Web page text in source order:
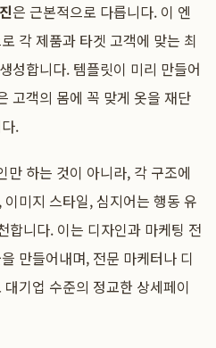
은 근본적으로 다릅니다. 이 엔
각 제품과 타겟 고객에 맞는 최
성합니다. 템플릿이 미리 만들어
고객의 몸에 꼭 맞게 옷을 재단
.
만 하는 것이 아니라, 각 구조에
미지 스타일, 심지어는 행동 유
합니다. 이는 디자인과 마케팅 전
만들어내며, 전문 마케터나 디
기업 수준의 정교한 상세페이